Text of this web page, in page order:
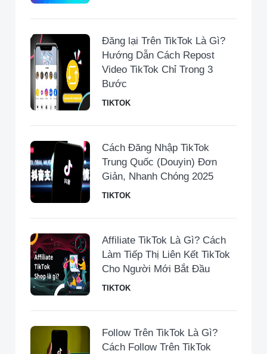
Đăng lại Trên TikTok Là Gì?
Hướng Dẫn Cách Repost
Video TikTok Chỉ Trong 3
Bước
TIKTOK
Cách Đăng Nhập TikTok
Trung Quốc (Douyin) Đơn
Giản, Nhanh Chóng 2025
TIKTOK
Affiliate TikTok Là Gì? Cách
Làm Tiếp Thị Liên Kết TikTok
Cho Người Mới Bắt Đầu
TIKTOK
Follow Trên TikTok Là Gì?
Cách Follow Trên TikTok